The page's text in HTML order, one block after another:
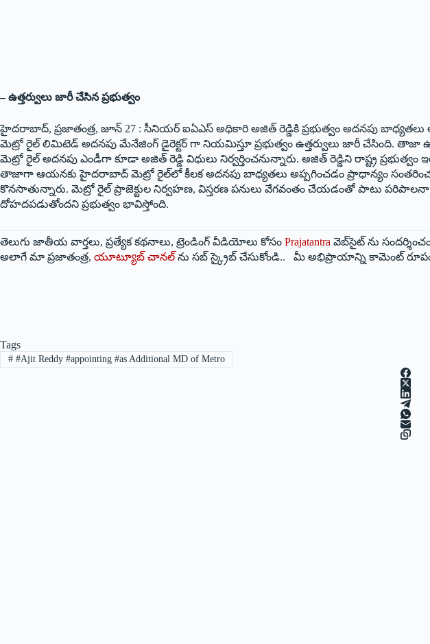
– ఉత్తర్వులు జారీ చేసిన ప్రభుత్వం
హైదరాబాద్‌,‌ ప్రజాతంత్ర, జూన్‌ 27 : సీనియర్‌ ఐఏఎస్‌ అధికారి అజిత్‌ ‌రెడ్డికి ప్రభుత్వం అదనపు
‌మెట్రో రైల్‌ ‌లిమిటెడ్‌ అదనపు మేనేజింగ్‌ ‌డైరెక్టర్‌ ‌గా నియమిస్తూ ప్రభుత్వం ఉత్తర్వులు జారీ చేసింది.
‌మెట్రో రైల్‌ అదనపు ఎండీగా కూడా అజిత్‌ ‌రెడ్డి విధులు నిర్వర్తించనున్నారు. అజిత్‌ ‌రెడ్డిని రాష్ట్ర
తాజాగా ఆయనకు హైదరాబాద్‌ ‌మెట్రో రైల్‌లో కీలక అదనపు బాధ్యతలు అప్పగించడం ప్రాధాన్యం
‌కొనసాతున్నారు. మెట్రో రైల్‌ ‌ప్రాజెక్టుల నిర్వహణ, విస్తరణ పనులు వేగవంతం చేయడంతో పాటు
దోహదపడుతోందని ప్రభుత్వం భావిస్తోంది.
తెలుగు జాతీయ వార్తలు, ప్రత్యేక కథనాలు, ట్రెండింగ్ వీడియోలు కోసం Prajatantra వెబ్‌సైట్ ను
అలాగే మా ప్రజాతంత్ర, యూట్యూబ్ చానల్ ను సబ్ స్క్రైబ్ చేసుకోండి.. మీ అభిప్రాయాన్ని కామెంట్
Tags
##Ajit Reddy #appointing #as Additional MD of Metro